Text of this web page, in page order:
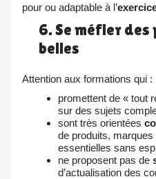
pour ou adaptable à l’
6. Se méfier des promesses trop
belles
Attention aux formations qui :
promettent de « tout
sur des sujets
sont très orientées
de produits,
essentielles sans
ne proposent pas de
d’actualisation des